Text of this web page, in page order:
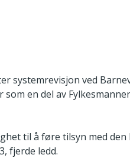
systemrevisjon ved
som en del av
til å føre tilsyn med
fjerde ledd.